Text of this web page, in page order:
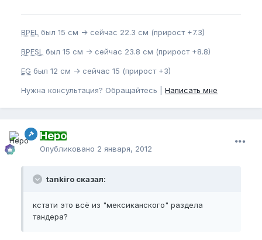
BPEL был 15 см -> сейчас 22.3 см (прирост +7.3)
BPFSL был 15 см -> сейчас 23.8 см (прирост +8.8)
EG был 12 см -> сейчас 15 (прирост +3)
Нужна консультация? Обращайтесь | Написать мне
Неро
Опубликовано 2 января, 2012
tankiro сказал:
кстати это всё из "мексиканского" раздела
тандера?